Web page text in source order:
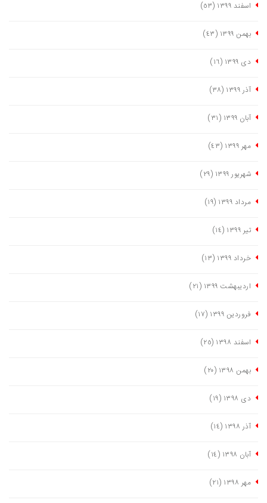
اسفند ١٣٩٩ (٥٣)
بهمن ١٣٩٩ (٤٣)
دی ١٣٩٩ (١٦)
آذر ١٣٩٩ (٣٨)
آبان ١٣٩٩ (٣١)
مهر ١٣٩٩ (٤٣)
شهریور ١٣٩٩ (٢٩)
مرداد ١٣٩٩ (١٩)
تیر ١٣٩٩ (١٤)
خرداد ١٣٩٩ (١٣)
اردیبهشت ١٣٩٩ (٢١)
فروردین ١٣٩٩ (١٧)
اسفند ١٣٩٨ (٢٥)
بهمن ١٣٩٨ (٢٠)
دی ١٣٩٨ (١٩)
آذر ١٣٩٨ (١٤)
آبان ١٣٩٨ (١٤)
مهر ١٣٩٨ (٢١)